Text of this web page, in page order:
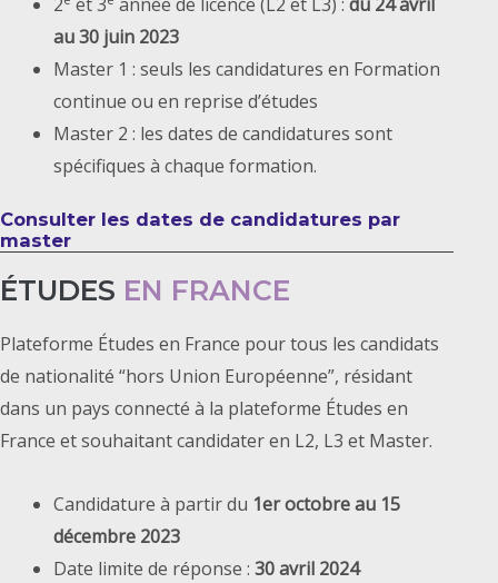
au 30 juin 2023
Master 1 : seuls les candidatures en Formation
continue ou en reprise d’études
Master 2 : les dates de candidatures sont
spécifiques à chaque formation.
Consulter les dates de candidatures par
master
ÉTUDES EN FRANCE
Plateforme Études en France pour tous les candidats
de nationalité “hors Union Européenne”, résidant
dans un pays connecté à la plateforme Études en
France et souhaitant candidater en L2, L3 et Master.
Candidature à partir du 1er octobre au 15
décembre 2023
Date limite de réponse : 30 avril 2024